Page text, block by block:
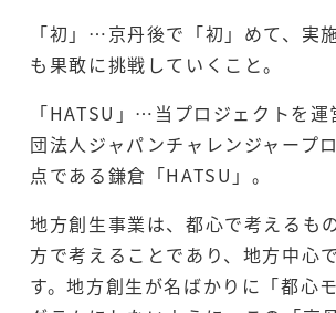
「初」…京丹後で「初」めて、実
も果敢に挑戦していくこと。
「HATSU」…当プロジェクトを運
団法人ジャパンチャレンジャープ
点である鎌倉「HATSU」。
地方創生事業は、都心で考えるも
方で考えることであり、地方中心
す。地方創生が名ばかりに「都心